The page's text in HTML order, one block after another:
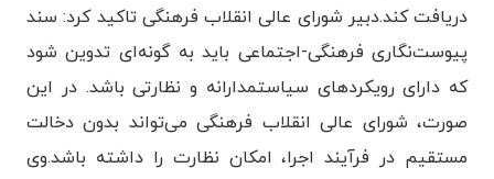
دریافت کند.دبیر شورای عالی انقلاب فرهنگی تاکید کرد: سند
پیوست‌نگاری فرهنگی-اجتماعی باید به گونه‌ای تدوین شود
که دارای رویکردهای سیاستمدارانه و نظارتی باشد. در این
صورت، شورای عالی انقلاب فرهنگی می‌تواند بدون دخالت
مستقیم در فرآیند اجرا، امکان نظارت را داشته باشد.وی